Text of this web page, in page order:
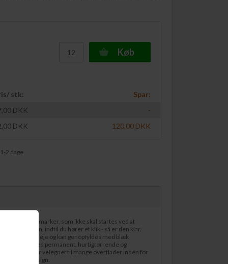
Køb
stk:
Spar:
DKK
-
DKK 120,00DKK
2 dage
permanent marker, som ikke skal startes ved at
markeren, indtil du hører et klik - så er den klar.
for øje og kan genopfyldes med blæk
437A er med permanent, hurtigtørrende og
Xylen), som er velegnet til mange overflader inden for
og grafisk design.